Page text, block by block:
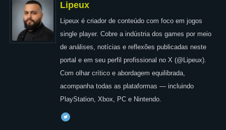
Lipeux
Lipeux é criador de conteúdo com foco em jogos
single player. Cobre a indústria dos games por meio
de análises, notícias e reflexões publicadas neste
portal e em seu perfil profissional no X (@Lipeux).
Com olhar crítico e abordagem equilibrada,
acompanha todas as plataformas — incluindo
PlayStation, Xbox, PC e Nintendo.